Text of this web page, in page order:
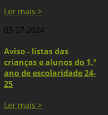
Ler mais >
03-07-2024
Aviso - listas das
crianças e alunos do 1.º
ano de escolaridade 24-
25
Ler mais >